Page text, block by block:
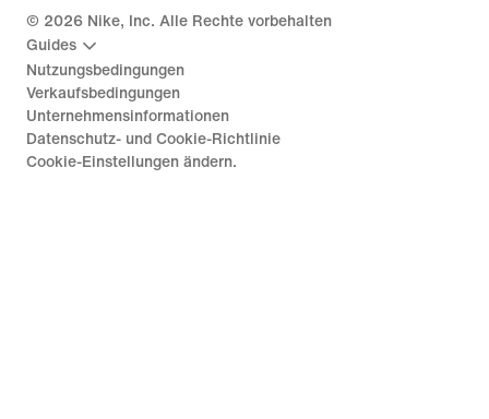
© 2026 Nike, Inc. Alle Rechte vorbehalten
Guides
Nutzungsbedingungen
Verkaufsbedingungen
Unternehmensinformationen
Datenschutz- und Cookie-Richtlinie
Cookie-Einstellungen ändern.